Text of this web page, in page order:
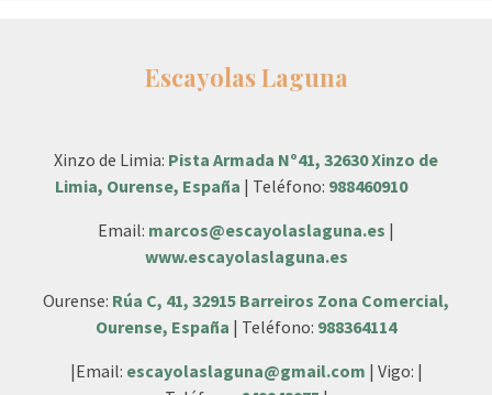
Escayolas Laguna
Xinzo de Limia: Pista Armada Nº41, 32630 Xinzo de
Limia, Ourense, España | Teléfono: 988460910
Email: marcos@escayolaslaguna.es |
www.escayolaslaguna.es
Ourense: Rúa C, 41, 32915 Barreiros Zona Comercial,
Ourense, España | Teléfono: 988364114
|Email: escayolaslaguna@gmail.com | Vigo: |